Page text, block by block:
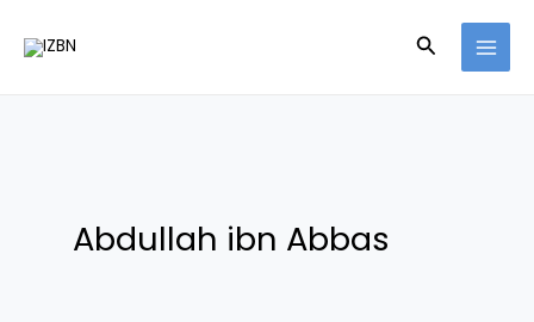
Search
Abdullah ibn Abbas